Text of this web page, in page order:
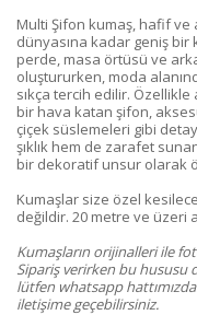
Multi Şifon kumaş, hafif ve
dünyasına kadar geniş bir
perde, masa örtüsü ve
oluştururken, moda
sıkça tercih edilir.
bir hava katan şifon,
çiçek süslemeleri gibi
şıklık hem de zarafet
bir dekoratif unsur olarak
Kumaşlar size özel
değildir. 20 metre ve üzeri
Kumaşların orijinalleri ile
Sipariş verirken bu hususu
lütfen whatsapp
iletişime geçebilirsiniz.